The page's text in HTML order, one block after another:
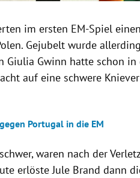
im ersten EM-Spiel
Gejubelt wurde
Giulia Gwinn hatte schon
auf eine schwere
Portugal in die EM
waren nach der
erlöste Jule Brand dann